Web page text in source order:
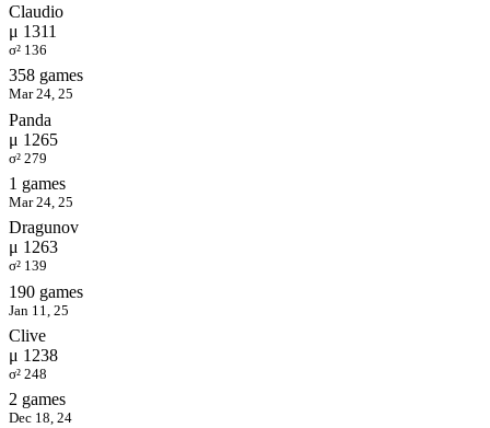
Claudio
μ 1311
σ² 136
358 games
Mar 24, 25
Panda
μ 1265
σ² 279
1 games
Mar 24, 25
Dragunov
μ 1263
σ² 139
190 games
Jan 11, 25
Clive
μ 1238
σ² 248
2 games
Dec 18, 24